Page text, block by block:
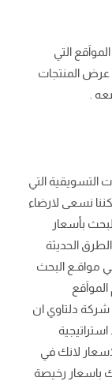
التي
عرض المنتجات
.
التسويقية التي
نسعى لارضاء
بأسعار
الحديثة
مواقـع البحث
دلتاوي ان
لانك في
باسعار رخيصة